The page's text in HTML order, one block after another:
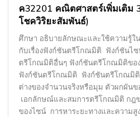
ค32201 คณิตศาสตร์เพิ่มเติม
โชควิริยะสัมพันธ์)
ศึกษา อธิบายลักษณะและใช้ความรู้ใ
กับเรื่องฟังก์ชันตรีโกณมิติ ฟังก์ชันไ
ตรีโกณมิติอื่นๆ ฟังก์ชันตรีโกณมิติขอ
ฟังก์ชันตรีโกณมิติ ฟังก์ชันตรีโกณมิติ
ต่างของจำนวนจริงหรือมุม ตัวผกผัน
เอกลักษณ์และสมการตรีโกณมิติ กฎ
ของไซน์ การหาระยะทางและคว